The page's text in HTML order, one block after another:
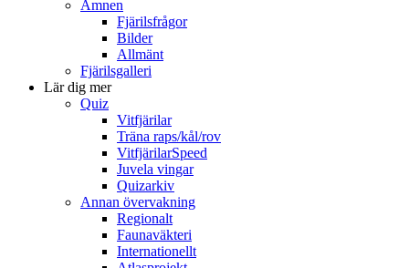
Ämnen
Fjärilsfrågor
Bilder
Allmänt
Fjärilsgalleri
Lär dig mer
Quiz
Vitfjärilar
Träna raps/kål/rov
VitfjärilarSpeed
Juvela vingar
Quizarkiv
Annan övervakning
Regionalt
Faunaväkteri
Internationellt